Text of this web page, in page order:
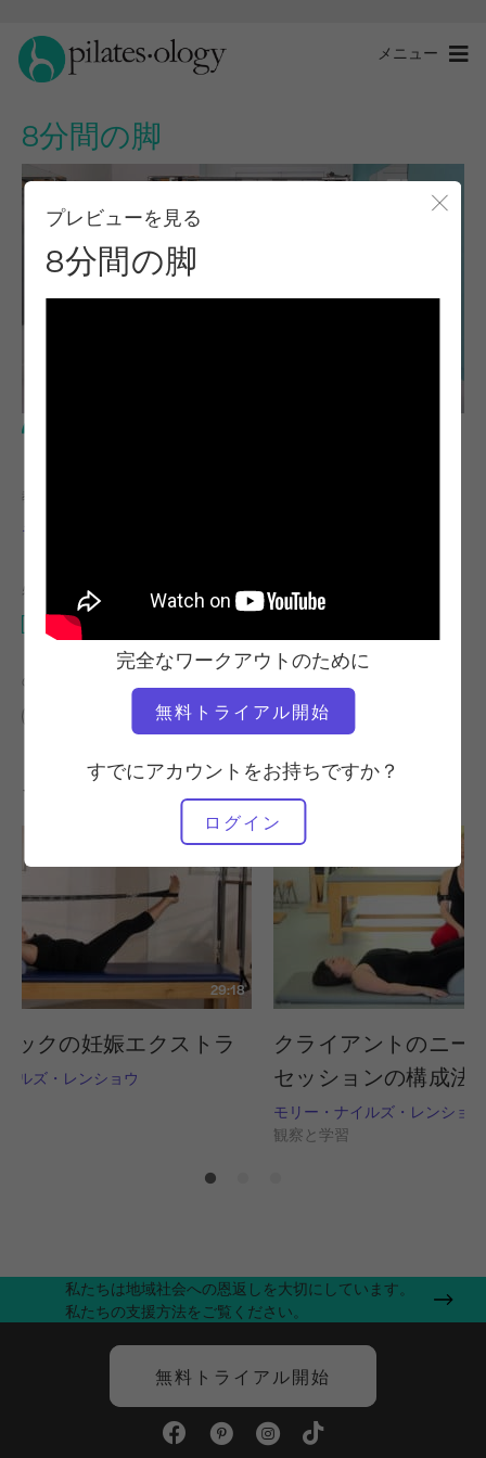
メニュー
8分間の脚
プレビューを見る
8分間の脚
完全なワークアウトのために
無料トライアル開始
すでにアカウントをお持ちですか？
ログイン
教師
モリー・ナイルズ・レンショウ
必要な機材
ウンダ・チェア
の類似クラスを検索
ウンダ・チェア
その他のワークアウト
29:18
ックの妊娠エクストラ
ルズ・レンショウ
クライアントのニー
セッションの構成法
モリー・ナイルズ・レンショウ
観察と学習
私たちは地域社会への恩返しを大切にしています。
私たちの支援方法をご覧ください。
無料トライアル開始